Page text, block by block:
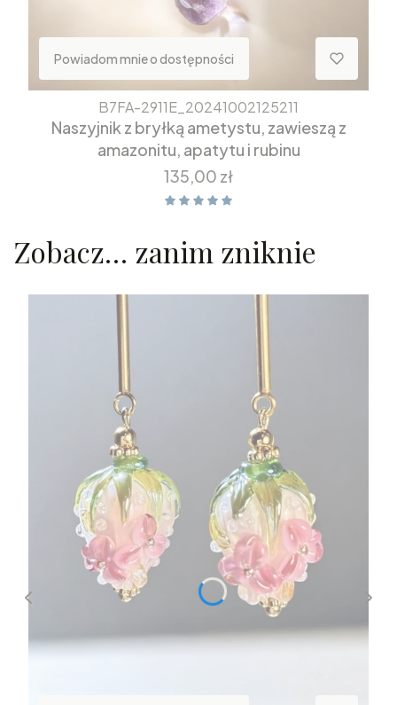
Powiadom mnie o dostępności
B7FA-2911E_20241002125211
Naszyjnik z bryłką ametystu, zawieszą z
amazonitu, apatytu i rubinu
Cena
135,00 zł
Zobacz… zanim zniknie